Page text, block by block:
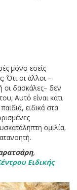
μόνο εσείς
Ότι οι άλλοι –
οι δασκάλες– δεν
Αυτό είναι κάτι
ειδικά στα
ομιλία,
,
Ειδικής